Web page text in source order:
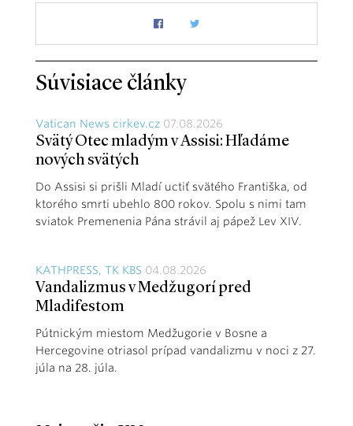
Súvisiace články
Vatican News cirkev.cz 07.08.2026
Svätý Otec mladým v Assisi: Hľadáme
nových svätých
Do Assisi si prišli Mladí uctiť svätého Františka, od
ktorého smrti ubehlo 800 rokov. Spolu s nimi tam
sviatok Premenenia Pána strávil aj pápež Lev XIV.
KATHPRESS, TK KBS 04.08.2026
Vandalizmus v Medžugorí pred
Mladifestom
Pútnickým miestom Medžugorie v Bosne a
Hercegovine otriasol prípad vandalizmu v noci z 27.
júla na 28. júla.